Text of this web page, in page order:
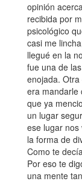
opinión
recibida por
psicológico
casi me
llegué en la
fue una de
enojada.
era mandarle
que ya
un lugar
ese lugar nos
la forma de
Como te
Por eso te
una mente